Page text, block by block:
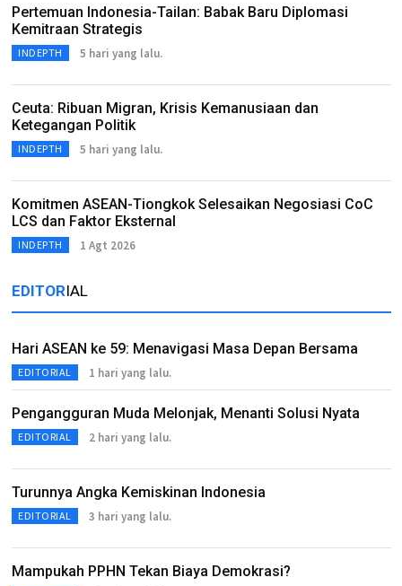
Pertemuan Indonesia-Tailan: Babak Baru Diplomasi
Kemitraan Strategis
INDEPTH 5 hari yang lalu.
Ceuta: Ribuan Migran, Krisis Kemanusiaan dan
Ketegangan Politik
INDEPTH 5 hari yang lalu.
Komitmen ASEAN-Tiongkok Selesaikan Negosiasi CoC
LCS dan Faktor Eksternal
INDEPTH 1 Agt 2026
EDITORIAL
Hari ASEAN ke 59: Menavigasi Masa Depan Bersama
EDITORIAL 1 hari yang lalu.
Pengangguran Muda Melonjak, Menanti Solusi Nyata
EDITORIAL 2 hari yang lalu.
Turunnya Angka Kemiskinan Indonesia
EDITORIAL 3 hari yang lalu.
Mampukah PPHN Tekan Biaya Demokrasi?